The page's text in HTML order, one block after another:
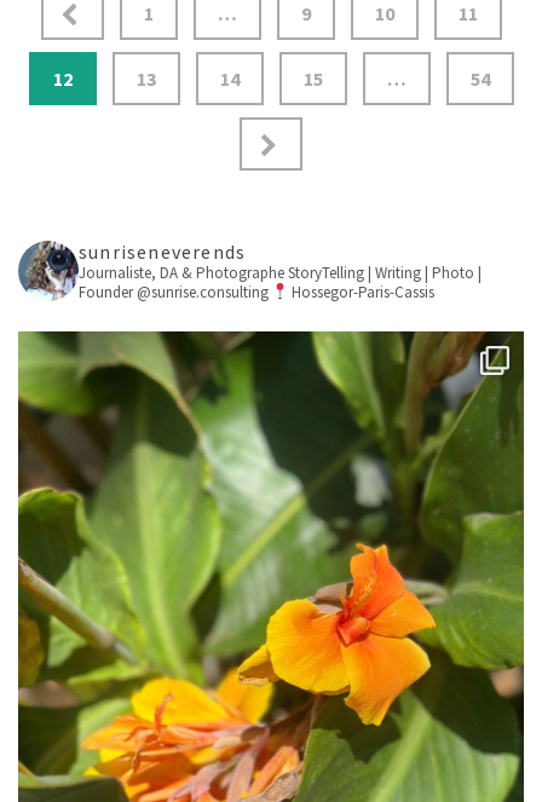
1 … 9 10 11
12 13 14 15 … 54
sunriseneverends
Journaliste, DA & PhotographeStoryTelling | Writing | Photo |
Founder @sunrise.consulting
Hossegor-Paris-Cassis